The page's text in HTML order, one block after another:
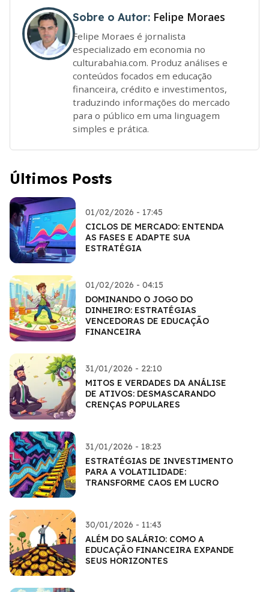
Sobre o Autor: Felipe Moraes
Felipe Moraes é jornalista
especializado em economia no
culturabahia.com. Produz análises e
conteúdos focados em educação
financeira, crédito e investimentos,
traduzindo informações do mercado
para o público em uma linguagem
simples e prática.
Últimos Posts
01/02/2026 - 17:45
CICLOS DE MERCADO: ENTENDA
AS FASES E ADAPTE SUA
ESTRATÉGIA
01/02/2026 - 04:15
DOMINANDO O JOGO DO
DINHEIRO: ESTRATÉGIAS
VENCEDORAS DE EDUCAÇÃO
FINANCEIRA
31/01/2026 - 22:10
MITOS E VERDADES DA ANÁLISE
DE ATIVOS: DESMASCARANDO
CRENÇAS POPULARES
31/01/2026 - 18:23
ESTRATÉGIAS DE INVESTIMENTO
PARA A VOLATILIDADE:
TRANSFORME CAOS EM LUCRO
30/01/2026 - 11:43
ALÉM DO SALÁRIO: COMO A
EDUCAÇÃO FINANCEIRA EXPANDE
SEUS HORIZONTES